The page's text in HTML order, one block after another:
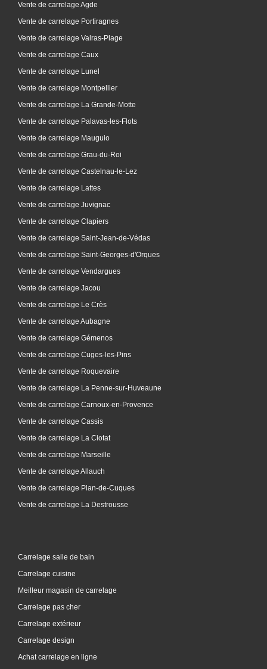
Vente de carrelage Agde
Vente de carrelage Portiragnes
Vente de carrelage Valras-Plage
Vente de carrelage Caux
Vente de carrelage Lunel
Vente de carrelage Montpellier
Vente de carrelage La Grande-Motte
Vente de carrelage Palavas-les-Flots
Vente de carrelage Mauguio
Vente de carrelage Grau-du-Roi
Vente de carrelage Castelnau-le-Lez
Vente de carrelage Lattes
Vente de carrelage Juvignac
Vente de carrelage Clapiers
Vente de carrelage Saint-Jean-de-Védas
Vente de carrelage Saint-Georges-d'Orques
Vente de carrelage Vendargues
Vente de carrelage Jacou
Vente de carrelage Le Crès
Vente de carrelage Aubagne
Vente de carrelage Gémenos
Vente de carrelage Cuges-les-Pins
Vente de carrelage Roquevaire
Vente de carrelage La Penne-sur-Huveaune
Vente de carrelage Carnoux-en-Provence
Vente de carrelage Cassis
Vente de carrelage La Ciotat
Vente de carrelage Marseille
Vente de carrelage Allauch
Vente de carrelage Plan-de-Cuques
Vente de carrelage La Destrousse
Carrelage salle de bain
Carrelage cuisine
Meilleur magasin de carrelage
Carrelage pas cher
Carrelage extérieur
Carrelage design
Achat carrelage en ligne